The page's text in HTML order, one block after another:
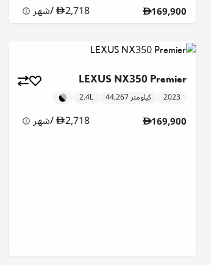
169,900
2,718
/شهر
LEXUS NX350 Premier
2023 44,267 كيلومتر 2.4L
169,900
2,718
/شهر